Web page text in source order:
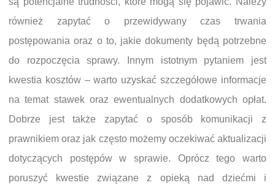
również zapytać o przewidywany czas trwania
postępowania oraz o to, jakie dokumenty będą potrzebne
do rozpoczęcia sprawy. Innym istotnym pytaniem jest
kwestia kosztów – warto uzyskać szczegółowe informacje
na temat stawek oraz ewentualnych dodatkowych opłat.
Dobrze jest także zapytać o sposób komunikacji z
prawnikiem oraz jak często możemy oczekiwać aktualizacji
dotyczących postępów w sprawie. Oprócz tego warto
poruszyć kwestie związane z opieką nad dziećmi i